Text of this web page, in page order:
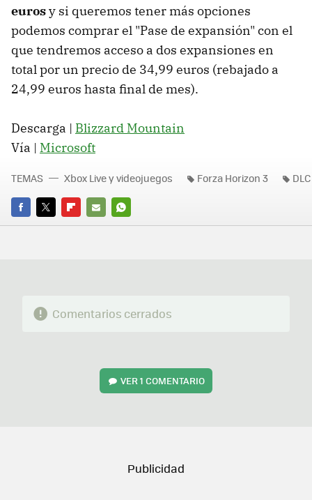
eurosy si queremos tener más opciones
podemos comprar el "Pase de expansión" con el
que tendremos acceso a dos expansiones en
total por un precio de 34,99 euros (rebajado a
24,99 euros hasta final de mes).
Descarga | Blizzard Mountain
Vía | Microsoft
FACEBOOK
TWITTERFLIPBOARD
E-
WHATSAPP
TEMAS Xbox Live y videojuegos Forza Horizon 3 DLC
Comentarios cerrados
VER1 COMENTARIO